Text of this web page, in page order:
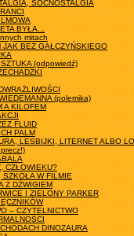
SOCNOSTALGIA
BYŁA...
mitach
JAK BEZ GAŁCZYŃSKIEGO
(odpowiedź)
(polemika)
A KILOFEM
FLUID
PALM
LESBIJKI, LITERNET ALBO
CZŁOWIEKU?
SZKOŁA W FILMIE
Z DŹWIGIEM
I ZIELONY PARKER
– CZYTELNICTWO
DINOZAURA